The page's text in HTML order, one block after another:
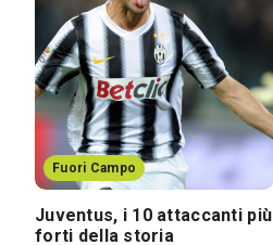
Fuori Campo
Juventus, i 10 attaccanti più
forti della storia